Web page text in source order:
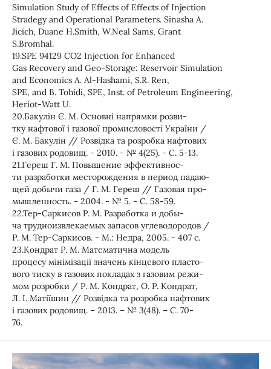
Simulation Study of Effects of Effects of Injection
Stradegy and Operational Parameters. Sinasha A.
Jicich, Duane H.Smith, W.Neal Sams, Grant
S.Bromhal.
19.SPE 94129 CO2 Injection for Enhanced
Gas Recovery and Geo-Storage: Reservoir Simulation
and Economics A. Al-Hashami, S.R. Ren,
SPE, and B. Tohidi, SPE, Inst. of Petroleum Engineering,
Heriot-Watt U.
20.Бакулін Є. М. Основні напрямки розви-
тку нафтової і газової промисловості України /
Є. М. Бакулін // Розвідка та розробка нафтових
і газових родовищ. - 2010. - № 4(25). - С. 5-13.
21.Гереш Г. М. Повышение эффективнос-
ти разработки месторождения в период падаю-
щей добычи газа / Г. М. Гереш // Газовая про-
мышленность. - 2004. - № 5. - С. 58-59.
22.Тер-Саркисов Р. М. Разработка и добы-
ча трудноизвлекаемых запасов углеводородов /
Р. М. Тер-Саркисов. - М.: Недра, 2005. - 407 с.
23.Кондрат Р. М. Математична модель
процесу мінімізації значень кінцевого пласто-
вого тиску в газових покладах з газовим режи-
мом розробки / Р. М. Кондрат, О. Р. Кондрат,
Л. І. Матіїшин // Розвідка та розробка нафтових
і газових родовищ. – 2013. – № 3(48). – С. 70-
76.